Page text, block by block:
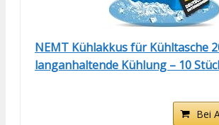
NEMT Kühlakkus für Kühltasche
langanhaltende Kühlung – 10
Bei